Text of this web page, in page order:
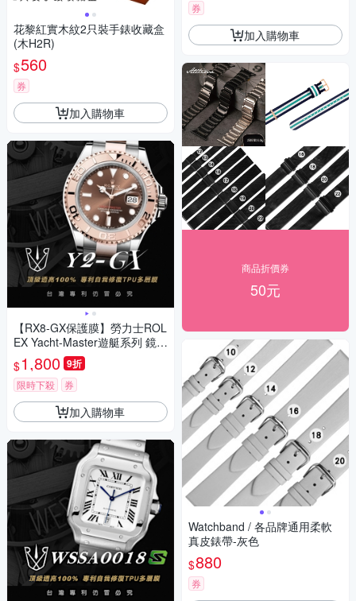
花黎紅實木紋2只裝手錶收藏盒
(木H2R)
$560
券
加入購物車
【RX8-GX保護膜】勞力士ROL
EX Yacht-Master遊艇系列 鏡面
(亮)、外圈(霧) 手錶貼膜(不含
手錶)
$1,800 9折
限時下殺 券
加入購物車
券
加入購物車
商品折價券
50元
Watchband / 各品牌通用柔軟
真皮錶帶-灰色
$880
券